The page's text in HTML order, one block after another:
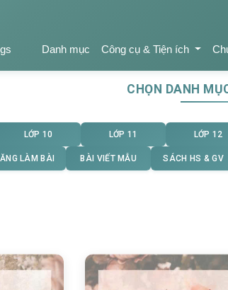
Danh mục Công cụ & Tiện ích
CHỌN DANH
LỚP 10 LỚP 11 LỚP 12
LÀM BÀI BÀI VIẾT MẪU SÁCH HS & GV